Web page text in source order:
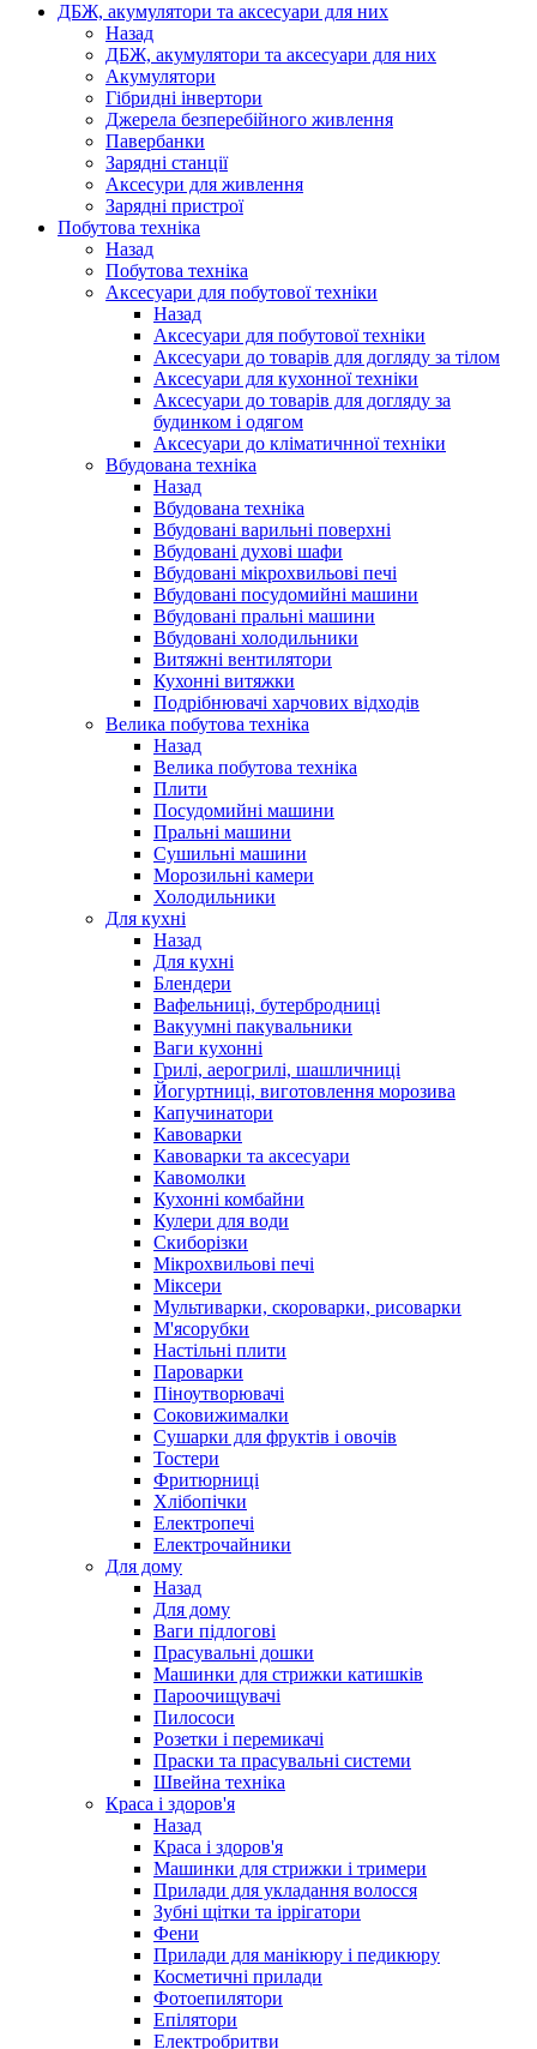
ДБЖ, акумулятори та аксесуари для них
Назад
ДБЖ, акумулятори та аксесуари для них
Акумулятори
Гібридні інвертори
Джерела безперебійного живлення
Павербанки
Зарядні станції
Аксесури для живлення
Зарядні пристрої
Побутова техніка
Назад
Побутова техніка
Аксесуари для побутової техніки
Назад
Аксесуари для побутової техніки
Аксесуари до товарів для догляду за тілом
Аксесуари для кухонної техніки
Аксесуари до товарів для догляду за
будинком і одягом
Аксесуари до кліматичнної техніки
Вбудована техніка
Назад
Вбудована техніка
Вбудовані варильні поверхні
Вбудовані духові шафи
Вбудовані мікрохвильові печі
Вбудовані посудомийні машини
Вбудовані пральні машини
Вбудовані холодильники
Витяжні вентилятори
Кухонні витяжки
Подрібнювачі харчових відходів
Велика побутова техніка
Назад
Велика побутова техніка
Плити
Посудомийні машини
Пральні машини
Сушильні машини
Морозильні камери
Холодильники
Для кухні
Назад
Для кухні
Блендери
Вафельниці, бутербродниці
Вакуумні пакувальники
Ваги кухонні
Грилі, аерогрилі, шашличниці
Йогуртниці, виготовлення морозива
Капучинатори
Кавоварки
Кавоварки та аксесуари
Кавомолки
Кухонні комбайни
Кулери для води
Скиборізки
Мікрохвильові печі
Міксери
Мультиварки, скороварки, рисоварки
М'ясорубки
Настільні плити
Пароварки
Піноутворювачі
Соковижималки
Сушарки для фруктів і овочів
Тостери
Фритюрниці
Хлібопічки
Електропечі
Електрочайники
Для дому
Назад
Для дому
Ваги підлогові
Прасувальні дошки
Машинки для стрижки катишків
Пароочищувачі
Пилососи
Розетки і перемикачі
Праски та прасувальні системи
Швейна техніка
Краса і здоров'я
Назад
Краса і здоров'я
Машинки для стрижки і тримери
Прилади для укладання волосся
Зубні щітки та іррігатори
Фени
Прилади для манікюру і педикюру
Косметичні прилади
Фотоепилятори
Епілятори
Електробритви